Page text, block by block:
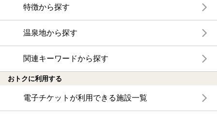
特徴から探す
温泉地から探す
関連キーワードから探す
おトクに利用する
電子チケットが利用できる施設一覧